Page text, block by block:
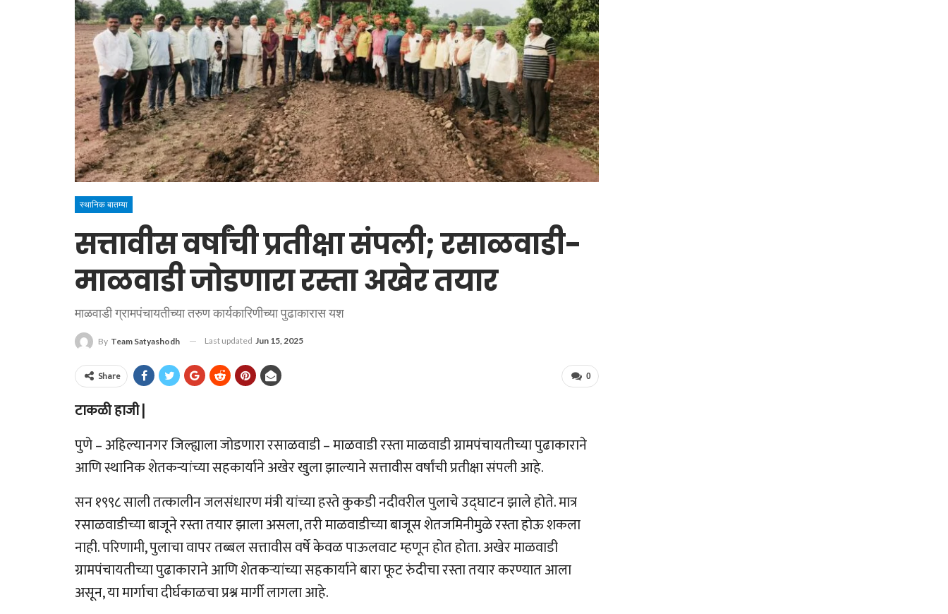
स्थानिक बातम्या
सत्तावीस वर्षांची प्रतीक्षा संपली; रसाळवाडी-
माळवाडी जोडणारा रस्ता अखेर तयार
माळवाडी ग्रामपंचायतीच्या तरुण कार्यकारिणीच्या पुढाकारास यश
By Team Satyashodh Last updated Jun 15, 2025
0
Share
टाकळी हाजी |
पुणे – अहिल्यानगर जिल्ह्याला जोडणारा रसाळवाडी – माळवाडी रस्ता माळवाडी ग्रामपंचायतीच्या पुढाकाराने
आणि स्थानिक शेतकऱ्यांच्या सहकार्याने अखेर खुला झाल्याने सत्तावीस वर्षांची प्रतीक्षा संपली आहे.
सन १९९८ साली तत्कालीन जलसंधारण मंत्री यांच्या हस्ते कुकडी नदीवरील पुलाचे उद्घाटन झाले होते. मात्र
रसाळवाडीच्या बाजूने रस्ता तयार झाला असला, तरी माळवाडीच्या बाजूस शेतजमिनीमुळे रस्ता होऊ शकला
नाही. परिणामी, पुलाचा वापर तब्बल सत्तावीस वर्षे केवळ पाऊलवाट म्हणून होत होता. अखेर माळवाडी
ग्रामपंचायतीच्या पुढाकाराने आणि शेतकऱ्यांच्या सहकार्याने बारा फूट रुंदीचा रस्ता तयार करण्यात आला
असून, या मार्गाचा दीर्घकाळचा प्रश्न मार्गी लागला आहे.